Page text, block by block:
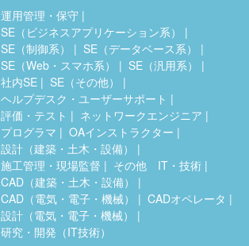
運用管理・保守
SE（ビジネスアプリケーション系）
SE（制御系）
SE（データベース系）
SE（Web・スマホ系）
SE（汎用系）
社内SE
SE（その他）
ヘルプデスク・ユーザーサポート
評価・テスト
ネットワークエンジニア
プログラマ
OAインストラクター
設計（建築・土木・設備）
施工管理・現場監督
その他 IT・技術
CAD（建築・土木・設備）
CAD（電気・電子・機械）
CADオペレータ
設計（電気・電子・機械）
研究・開発（IT技術）